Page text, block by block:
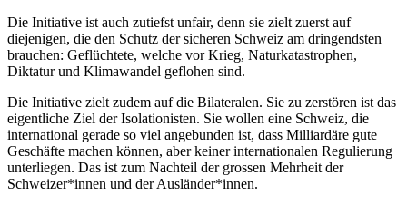
Die Initiative ist auch zutiefst unfair, denn sie zielt zuerst auf
diejenigen, die den Schutz der sicheren Schweiz am dringendsten
brauchen: Geflüchtete, welche vor Krieg, Naturkatastrophen,
Diktatur und Klimawandel geflohen sind.
Die Initiative zielt zudem auf die Bilateralen. Sie zu zerstören ist das
eigentliche Ziel der Isolationisten. Sie wollen eine Schweiz, die
international gerade so viel angebunden ist, dass Milliardäre gute
Geschäfte machen können, aber keiner internationalen Regulierung
unterliegen. Das ist zum Nachteil der grossen Mehrheit der
Schweizer*innen und der Ausländer*innen.